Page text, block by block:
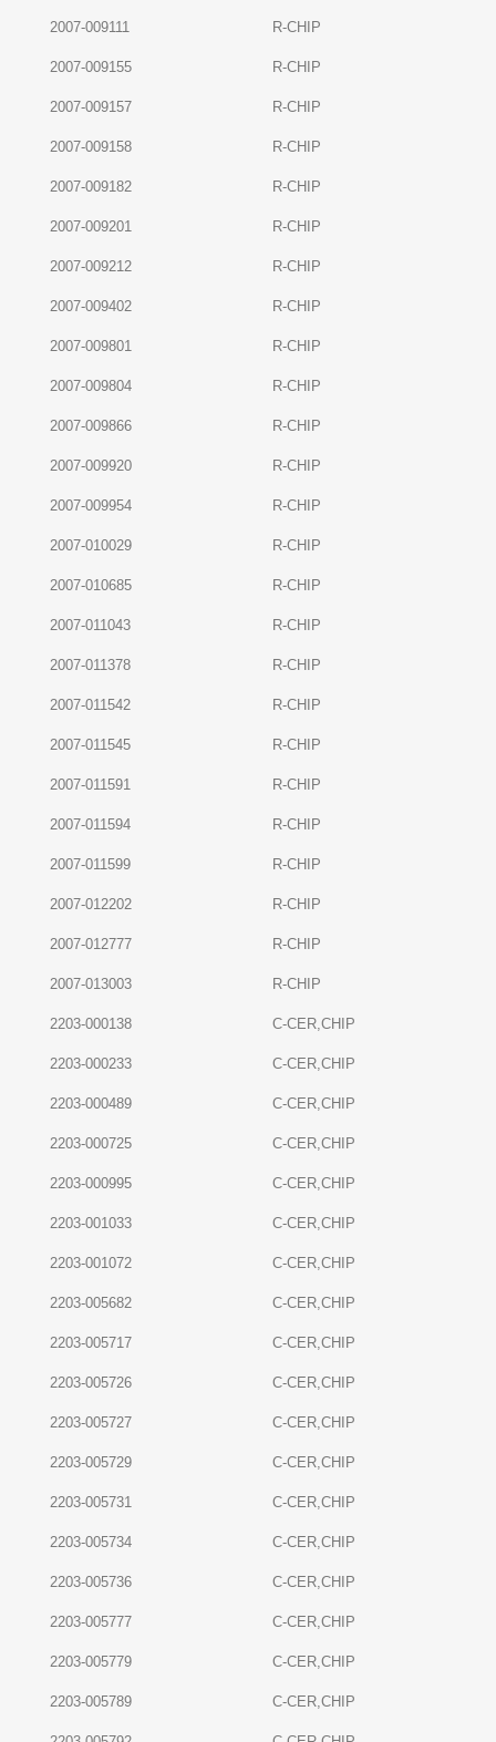
2007-009111 R-CHIP
2007-009155 R-CHIP
2007-009157 R-CHIP
2007-009158 R-CHIP
2007-009182 R-CHIP
2007-009201 R-CHIP
2007-009212 R-CHIP
2007-009402 R-CHIP
2007-009801 R-CHIP
2007-009804 R-CHIP
2007-009866 R-CHIP
2007-009920 R-CHIP
2007-009954 R-CHIP
2007-010029 R-CHIP
2007-010685 R-CHIP
2007-011043 R-CHIP
2007-011378 R-CHIP
2007-011542 R-CHIP
2007-011545 R-CHIP
2007-011591 R-CHIP
2007-011594 R-CHIP
2007-011599 R-CHIP
2007-012202 R-CHIP
2007-012777 R-CHIP
2007-013003 R-CHIP
2203-000138 C-CER,CHIP
2203-000233 C-CER,CHIP
2203-000489 C-CER,CHIP
2203-000725 C-CER,CHIP
2203-000995 C-CER,CHIP
2203-001033 C-CER,CHIP
2203-001072 C-CER,CHIP
2203-005682 C-CER,CHIP
2203-005717 C-CER,CHIP
2203-005726 C-CER,CHIP
2203-005727 C-CER,CHIP
2203-005729 C-CER,CHIP
2203-005731 C-CER,CHIP
2203-005734 C-CER,CHIP
2203-005736 C-CER,CHIP
2203-005777 C-CER,CHIP
2203-005779 C-CER,CHIP
2203-005789 C-CER,CHIP